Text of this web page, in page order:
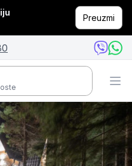
Preuzmi